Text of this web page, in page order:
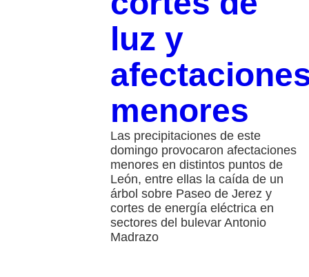
luz y
menores
Las precipitaciones de este
domingo provocaron afectaciones
menores en distintos puntos de
León, entre ellas la caída de un
árbol sobre Paseo de Jerez y
cortes de energía eléctrica en
sectores del bulevar Antonio
Madrazo